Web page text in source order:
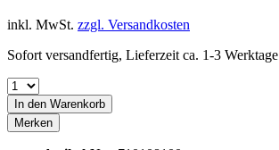
inkl. MwSt. zzgl. Versandkosten
Sofort versandfertig, Lieferzeit ca. 1-3 Werktage
In den Warenkorb
Merken